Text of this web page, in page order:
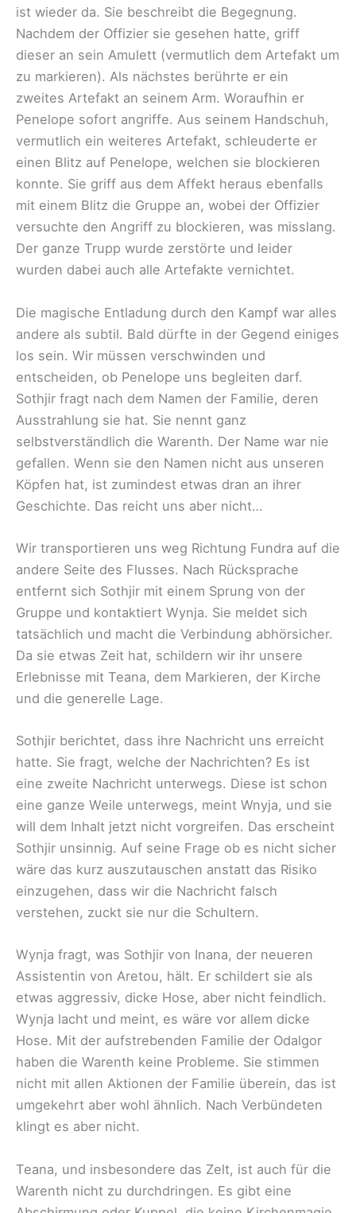
ist wieder da. Sie beschreibt die Begegnung.
Nachdem der Offizier sie gesehen hatte, griff
dieser an sein Amulett (vermutlich dem Artefakt um
zu markieren). Als nächstes berührte er ein
zweites Artefakt an seinem Arm. Woraufhin er
Penelope sofort angriffe. Aus seinem Handschuh,
vermutlich ein weiteres Artefakt, schleuderte er
einen Blitz auf Penelope, welchen sie blockieren
konnte. Sie griff aus dem Affekt heraus ebenfalls
mit einem Blitz die Gruppe an, wobei der Offizier
versuchte den Angriff zu blockieren, was misslang.
Der ganze Trupp wurde zerstörte und leider
wurden dabei auch alle Artefakte vernichtet.
Die magische Entladung durch den Kampf war alles
andere als subtil. Bald dürfte in der Gegend einiges
los sein. Wir müssen verschwinden und
entscheiden, ob Penelope uns begleiten darf.
Sothjir fragt nach dem Namen der Familie, deren
Ausstrahlung sie hat. Sie nennt ganz
selbstverständlich die Warenth. Der Name war nie
gefallen. Wenn sie den Namen nicht aus unseren
Köpfen hat, ist zumindest etwas dran an ihrer
Geschichte. Das reicht uns aber nicht…
Wir transportieren uns weg Richtung Fundra auf die
andere Seite des Flusses. Nach Rücksprache
entfernt sich Sothjir mit einem Sprung von der
Gruppe und kontaktiert Wynja. Sie meldet sich
tatsächlich und macht die Verbindung abhörsicher.
Da sie etwas Zeit hat, schildern wir ihr unsere
Erlebnisse mit Teana, dem Markieren, der Kirche
und die generelle Lage.
Sothjir berichtet, dass ihre Nachricht uns erreicht
hatte. Sie fragt, welche der Nachrichten? Es ist
eine zweite Nachricht unterwegs. Diese ist schon
eine ganze Weile unterwegs, meint Wnyja, und sie
will dem Inhalt jetzt nicht vorgreifen. Das erscheint
Sothjir unsinnig. Auf seine Frage ob es nicht sicher
wäre das kurz auszutauschen anstatt das Risiko
einzugehen, dass wir die Nachricht falsch
verstehen, zuckt sie nur die Schultern.
Wynja fragt, was Sothjir von Inana, der neueren
Assistentin von Aretou, hält. Er schildert sie als
etwas aggressiv, dicke Hose, aber nicht feindlich.
Wynja lacht und meint, es wäre vor allem dicke
Hose. Mit der aufstrebenden Familie der Odalgor
haben die Warenth keine Probleme. Sie stimmen
nicht mit allen Aktionen der Familie überein, das ist
umgekehrt aber wohl ähnlich. Nach Verbündeten
klingt es aber nicht.
Teana, und insbesondere das Zelt, ist auch für die
Warenth nicht zu durchdringen. Es gibt eine